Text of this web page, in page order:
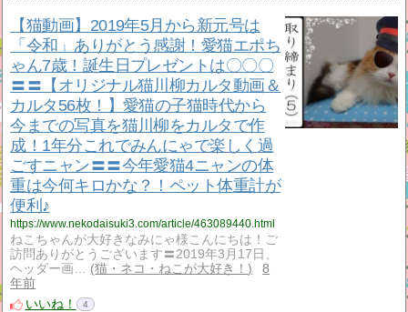
【猫動画】2019年5月から新元号は
「令和」ありがとう感謝！愛猫エポち
ゃん7歳！誕生日プレゼントは〇〇〇
〓〓【オリジナル猫川柳カルタ動画＆
カルタ56枚！】愛猫の子猫時代から
今までの写真を猫川柳をカルタで作
成！1年分これでみんにゃで楽しく過
ごすニャン〓〓今年愛猫4ニャンの体
重は今何キロかな？！ペット体重計が
便利♪
https://www.nekodaisuki3.com/article/463089440.html
ねこちゃんが大好きなみにゃ様こんにちは！ご
訪問ありがとうございます〓2019年3月17日、
ヘッダー画…
猫・ネコ・ねこが大好き！
8
年前
いいね！
4